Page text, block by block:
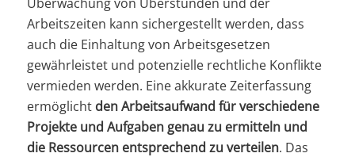
Arbeitszeiten kann sichergestellt werden, dass
auch die Einhaltung von Arbeitsgesetzen
gewährleistet und potenzielle rechtliche Konflikte
vermieden werden. Eine akkurate Zeiterfassung
ermöglicht den Arbeitsaufwand für verschiedene
Projekte und Aufgaben genau zu ermitteln und
die Ressourcen entsprechend zu verteilen. Das